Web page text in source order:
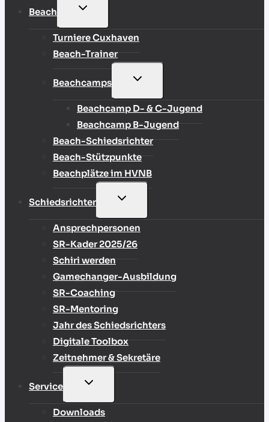
Beach
UNTERMENÜ
Turniere Cuxhaven
Beach-Trainer
Beachcamps
UNTERMENÜ
Beachcamp D- & C-Jugend
Beachcamp B-Jugend
Beach-Schiedsrichter
Beach-Stützpunkte
Beachplätze im HVNB
Schiedsrichter
UNTERMENÜ
Ansprechpersonen
SR-Kader 2025/26
Schiri werden
Gamechanger-Ausbildung
SR-Coaching
SR-Mentoring
Jahr des Schiedsrichters
Digitale Toolbox
Zeitnehmer & Sekretäre
Service
UNTERMENÜ
Downloads